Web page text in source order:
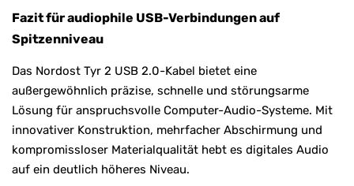
Fazit für audiophile USB-Verbindungen auf
Spitzenniveau
Das Nordost Tyr 2 USB 2.0-Kabel bietet eine
außergewöhnlich präzise, schnelle und störungsarme
Lösung für anspruchsvolle Computer-Audio-Systeme. Mit
innovativer Konstruktion, mehrfacher Abschirmung und
kompromissloser Materialqualität hebt es digitales Audio
auf ein deutlich höheres Niveau.